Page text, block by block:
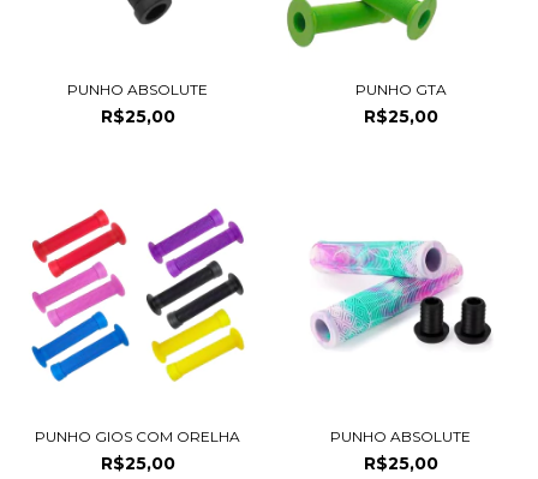
PUNHO ABSOLUTE
R$25,00
PUNHO GTA
R$25,00
PUNHO GIOS COM ORELHA
R$25,00
PUNHO ABSOLUTE
R$25,00